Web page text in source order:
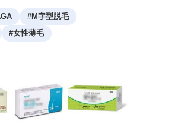
#M字型脱毛
#女性薄毛